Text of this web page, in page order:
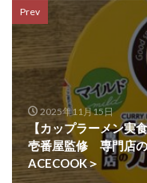
Prev
2025年11月15日
【カップラーメン実
壱番屋監修 専門店
ACECOOK＞